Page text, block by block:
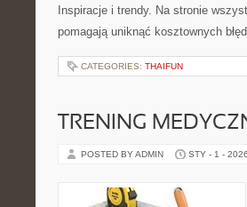
Inspiracje i trendy. Na stronie
pomagają uniknąć kosztownych
CATEGORIES: THAIFUN
TRENING
POSTED BY ADMIN STY - 1 - 2026